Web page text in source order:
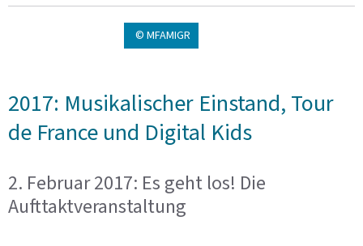
© MFAMIGR
2017: Musikalischer Einstand, Tour
de France und Digital Kids
2. Februar 2017: Es geht los! Die
Aufttaktveranstaltung